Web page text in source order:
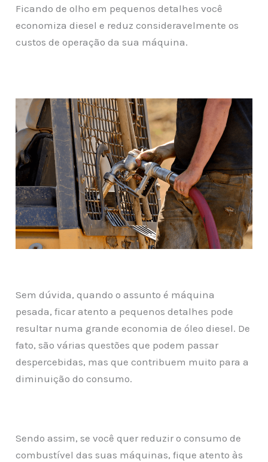
Ficando de olho em pequenos detalhes você
economiza diesel e reduz consideravelmente os
custos de operação da sua máquina.
Sem dúvida, quando o assunto é máquina
pesada, ficar atento a pequenos detalhes pode
resultar numa grande economia de óleo diesel. De
fato, são várias questões que podem passar
despercebidas, mas que contribuem muito para a
diminuição do consumo.
Sendo assim, se você quer reduzir o consumo de
combustível das suas máquinas, fique atento às